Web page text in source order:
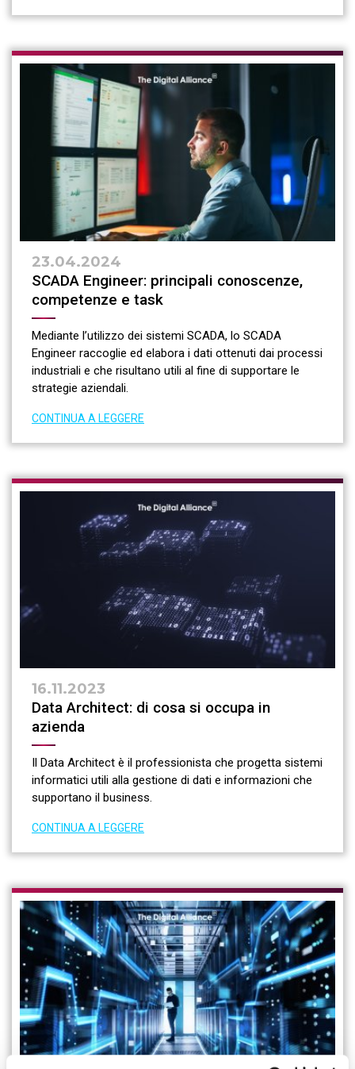
23.04.2024
SCADA Engineer: principali conoscenze,
competenze e task
Mediante l’utilizzo dei sistemi SCADA, lo SCADA
Engineer raccoglie ed elabora i dati ottenuti dai processi
industriali e che risultano utili al fine di supportare le
strategie aziendali.
CONTINUA A LEGGERE
16.11.2023
Data Architect: di cosa si occupa in
azienda
Il Data Architect è il professionista che progetta sistemi
informatici utili alla gestione di dati e informazioni che
supportano il business.
CONTINUA A LEGGERE